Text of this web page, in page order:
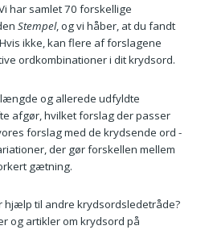
har samlet 70 forskellige
Stempel, og vi håber, at du fandt
ikke, kan flere af forslagene
ordkombinationer i dit krydsord.
og allerede udfyldte
afgør, hvilket forslag der passer
forslag med de krydsende ord -
der gør forskellen mellem
gætning.
hjælp til andre krydsordsledetråde?
og artikler om krydsord på